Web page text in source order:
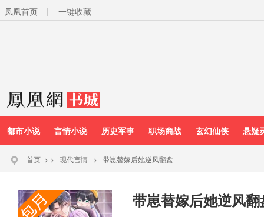
凤凰首页 | 一键收藏
都市小说 言情小说 历史军事 职场商战 玄幻仙侠 悬疑
首页 > > 现代言情 > 带崽替嫁后她逆风翻盘
带崽替嫁后她逆风翻